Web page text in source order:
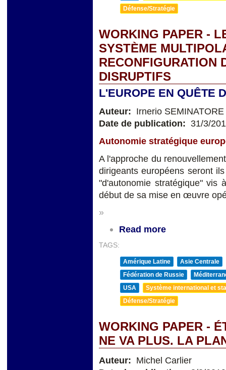
Défense/Stratégie
WORKING PAPER -
SYSTÈME
RECONFIGURATION
DISRUPTIFS
L'EUROPE EN QUÊTE
Auteur: Irnerio SEMINATORE
Date de publication: 31/3/
Autonomie stratégique
A l'approche du
dirigeants européens seront
"d'autonomie stratégique" vis
début de sa mise en œuvre
»
Read more
TAGS:
Amérique Latine
Asie Centrale
Fédération de Russie
USA
Système international et
Défense/Stratégie
WORKING PAPER -
NE VA PLUS. LA
Auteur: Michel Carlier